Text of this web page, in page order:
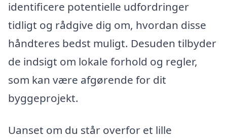
identificere potentielle udfordringer
tidligt og rådgive dig om, hvordan disse
håndteres bedst muligt. Desuden tilbyder
de indsigt om lokale forhold og regler,
som kan være afgørende for dit
byggeprojekt.
Uanset om du står overfor et lille